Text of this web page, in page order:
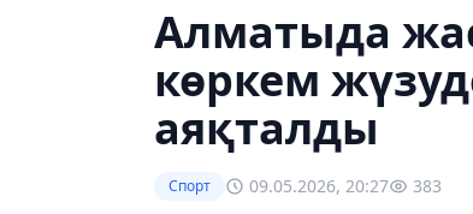
Алматыда
көркем
аяқталды
Спорт 09.05.2026, 20:27 383